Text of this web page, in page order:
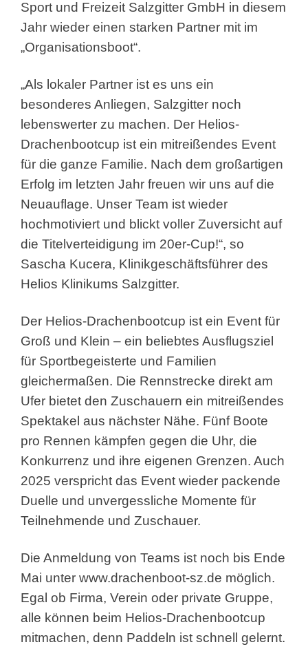
Sport und Freizeit Salzgitter GmbH in diesem
Jahr wieder einen starken Partner mit im
„Organisationsboot“.
„Als lokaler Partner ist es uns ein
besonderes Anliegen, Salzgitter noch
lebenswerter zu machen. Der Helios-
Drachenbootcup ist ein mitreißendes Event
für die ganze Familie. Nach dem großartigen
Erfolg im letzten Jahr freuen wir uns auf die
Neuauflage. Unser Team ist wieder
hochmotiviert und blickt voller Zuversicht auf
die Titelverteidigung im 20er-Cup!“, so
Sascha Kucera, Klinikgeschäftsführer des
Helios Klinikums Salzgitter.
Der Helios-Drachenbootcup ist ein Event für
Groß und Klein – ein beliebtes Ausflugsziel
für Sportbegeisterte und Familien
gleichermaßen. Die Rennstrecke direkt am
Ufer bietet den Zuschauern ein mitreißendes
Spektakel aus nächster Nähe. Fünf Boote
pro Rennen kämpfen gegen die Uhr, die
Konkurrenz und ihre eigenen Grenzen. Auch
2025 verspricht das Event wieder packende
Duelle und unvergessliche Momente für
Teilnehmende und Zuschauer.
Die Anmeldung von Teams ist noch bis Ende
Mai unter www.drachenboot-sz.de möglich.
Egal ob Firma, Verein oder private Gruppe,
alle können beim Helios-Drachenbootcup
mitmachen, denn Paddeln ist schnell gelernt.